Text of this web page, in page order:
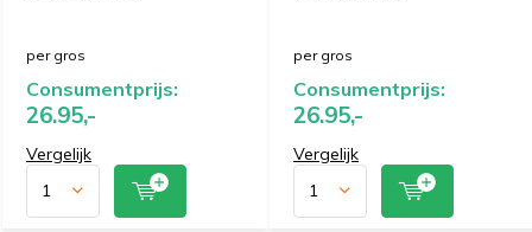
per gros
Consumentprijs:
26.95,-
Vergelijk
per gros
Consumentprijs:
26.95,-
Vergelijk